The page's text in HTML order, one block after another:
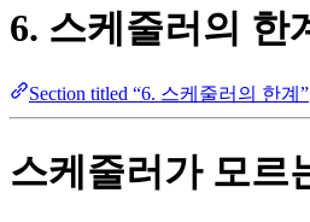
6. 스케줄러의 한
Section titled “6. 스케줄러의 한계”
스케줄러가 모르